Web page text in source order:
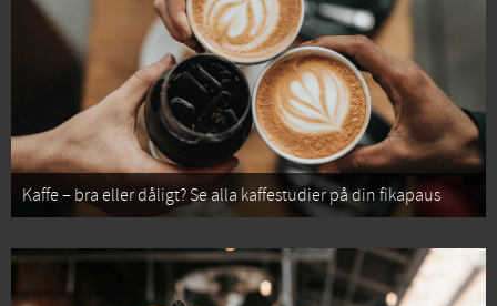
Kaffe – bra eller dåligt? Se alla kaffestudier på din fikapaus